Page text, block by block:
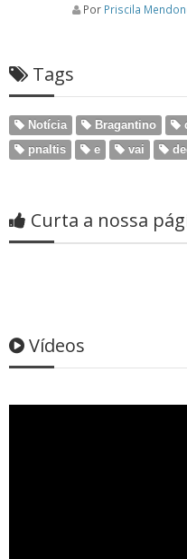
Por Priscila
Tags
Notícia Bragantino
pnaltis
e vai
Curta a nossa
Vídeos